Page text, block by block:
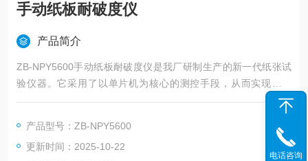
手动纸板耐破度仪
产品简介
ZB-NPY5600手动纸板耐破度仪是我厂研制生产的新一代纸张试
验仪器。它采用了以单片机为核心的测控手段，从而实现了检
测、控制及数据处理的全部数字化、微机化。各项技术参数与性
能指标均符合ISO2759《纸板耐破度的测定》，QB/T1057《纸
与纸板耐破度仪》和GB1539《纸板耐破度测定法》等标准的规
定与要求。
产品型号：ZB-NPY5600
更新时间：2025-10-22
电话咨询